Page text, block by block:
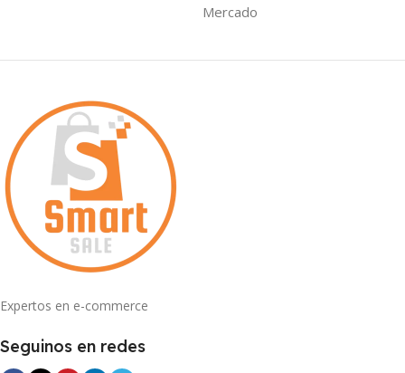
Mercado
Expertos en e-commerce
Seguinos en redes